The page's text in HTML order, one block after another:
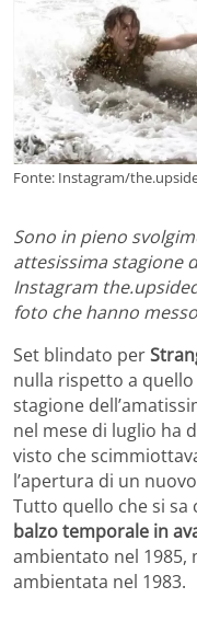
Fonte: Instagram/
Sono in pieno
attesissima stagione
Instagram
foto che hanno
Set blindato per
nulla rispetto a
stagione
nel mese di luglio ha
visto che
l’apertura di un
Tutto quello che si sa
balzo temporale in
ambientato nel 1985,
ambientata nel 1983.